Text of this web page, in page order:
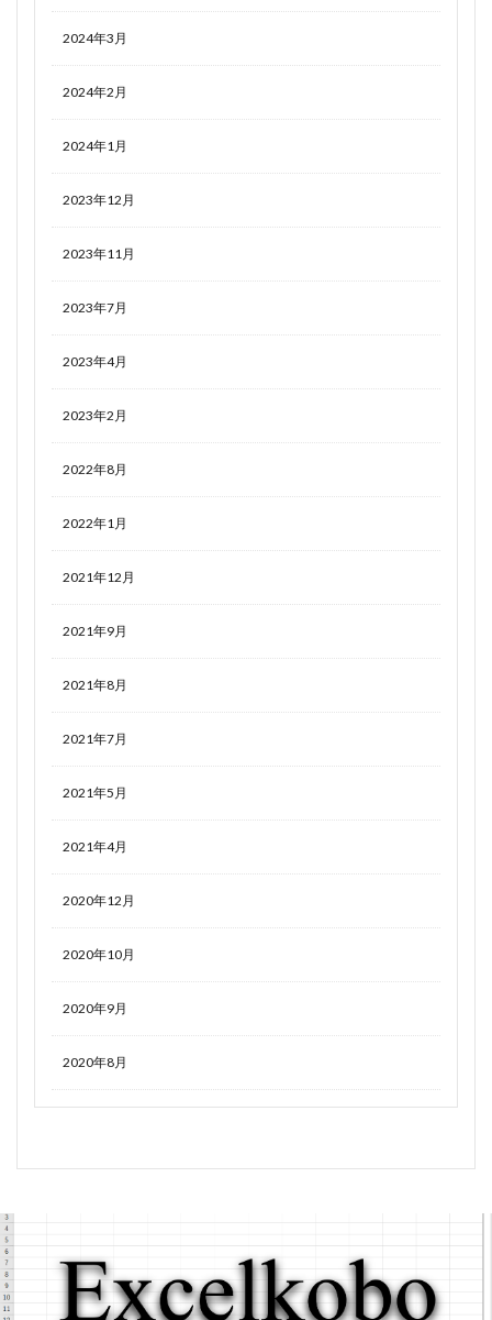
2024年3月
2024年2月
2024年1月
2023年12月
2023年11月
2023年7月
2023年4月
2023年2月
2022年8月
2022年1月
2021年12月
2021年9月
2021年8月
2021年7月
2021年5月
2021年4月
2020年12月
2020年10月
2020年9月
2020年8月